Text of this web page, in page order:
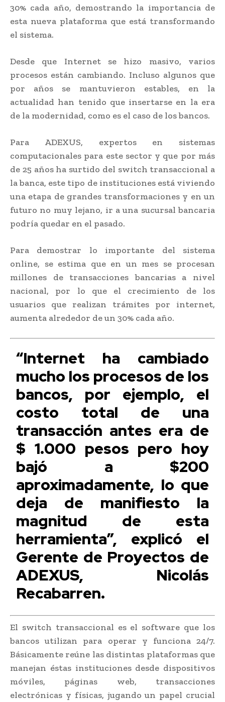
30% cada año, demostrando la importancia de
esta nueva plataforma que está transformando
el sistema.
Desde que Internet se hizo masivo, varios
procesos están cambiando. Incluso algunos que
por años se mantuvieron estables, en la
actualidad han tenido que insertarse en la era
de la modernidad, como es el caso de los bancos.
Para ADEXUS, expertos en sistemas
computacionales para este sector y que por más
de 25 años ha surtido del switch transaccional a
la banca, este tipo de instituciones está viviendo
una etapa de grandes transformaciones y en un
futuro no muy lejano, ir a una sucursal bancaria
podría quedar en el pasado.
Para demostrar lo importante del sistema
online, se estima que en un mes se procesan
millones de transacciones bancarias a nivel
nacional, por lo que el crecimiento de los
usuarios que realizan trámites por internet,
aumenta alrededor de un 30% cada año.
“Internet ha cambiado
mucho los procesos de los
bancos, por ejemplo, el
costo total de una
transacción antes era de
$ 1.000 pesos pero hoy
bajó a $200
aproximadamente, lo que
deja de manifiesto la
magnitud de esta
herramienta”, explicó el
Gerente de Proyectos de
ADEXUS, Nicolás
Recabarren.
El switch transaccional es el software que los
bancos utilizan para operar y funciona 24/7.
Básicamente reúne las distintas plataformas que
manejan éstas instituciones desde dispositivos
móviles, páginas web, transacciones
electrónicas y físicas, jugando un papel crucial